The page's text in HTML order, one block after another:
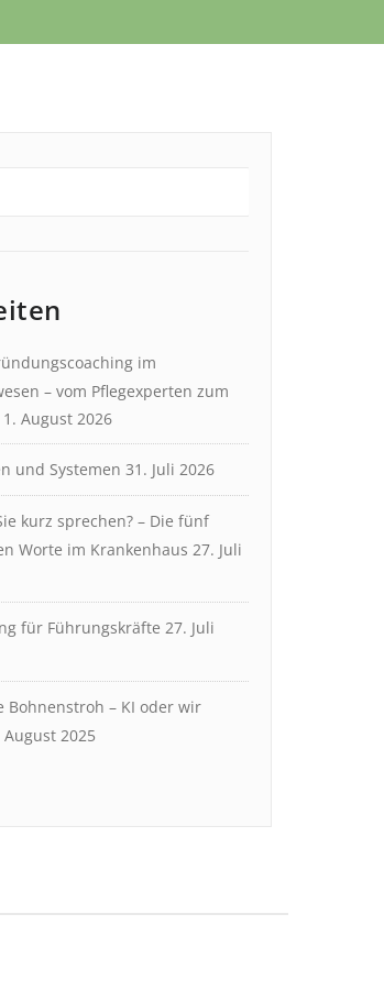
im
– vom Pflegexperten zum
1. August 2026
und Systemen 31. Juli 2026
kurz sprechen? – Die fünf
Worte im Krankenhaus 27. Juli
für Führungskräfte 27. Juli
Bohnenstroh – KI oder wir
August 2025